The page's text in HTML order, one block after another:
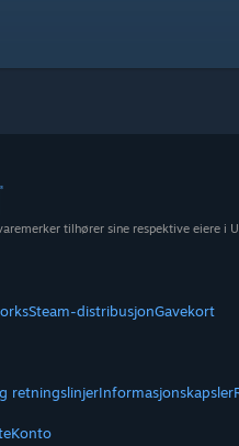
tilhører sine respektive eiere i
Steam-distribusjonGavekort
retningslinjerInformasjonskapsler
Konto